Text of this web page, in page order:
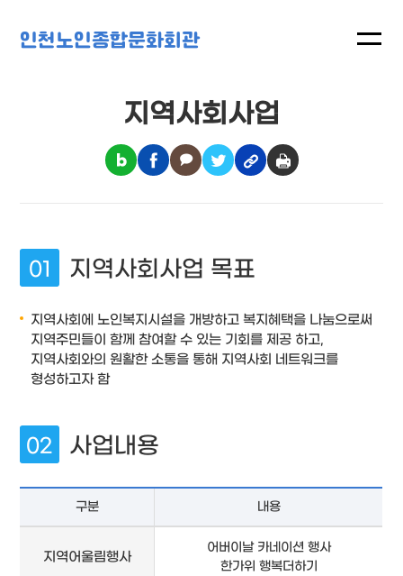
인천노인종합문화회관
지역사회사업
지역사회사업 목표
지역사회에 노인복지시설을 개방하고 복지혜택을 나눔으로써
지역주민들이 함께 참여할 수 있는 기회를 제공 하고,
지역사회와의 원활한 소통을 통해 지역사회 네트워크를
형성하고자 함
사업내용
구분 내용
지역어울림행사
어버이날 카네이션 행사
한가위 행복더하기